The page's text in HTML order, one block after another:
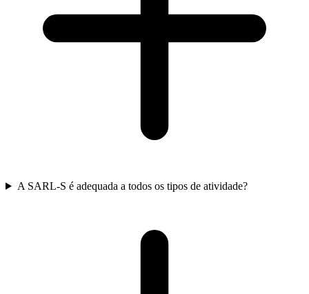
A SARL-S é adequada a todos os tipos de atividade?